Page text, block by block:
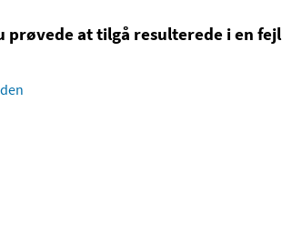
prøvede at tilgå resulterede i en fejl